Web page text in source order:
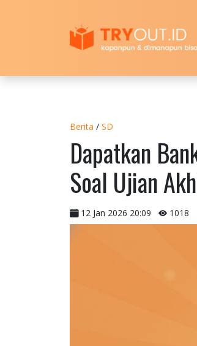
Berita / SD
Dapatkan
Soal Ujian
12 Jan 2026 20:09 1018